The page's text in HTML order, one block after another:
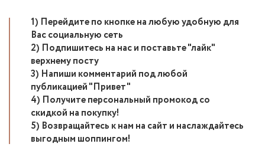
1) Перейдите по кнопке на любую удобную для
Вас социальную сеть
2) Подпишитесь на нас и поставьте "лайк"
верхнему посту
3) Напиши комментарий под любой
публикацией "Привет"
4) Получите персональный промокод со
скидкой на покупку!
5) Возвращайтесь к нам на сайт и наслаждайтесь
выгодным шоппингом!